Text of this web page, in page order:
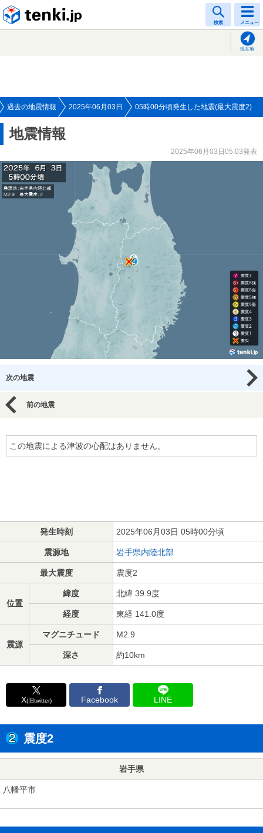
検索 メニュー
現在地
過去の地震情報 2025年06月03日 05時00分頃発生した地震(最大震度2)
地震情報
2025年06月03日05:03発表
次の地震
前の地震
この地震による津波の心配はありません。
発生時刻 2025年06月03日 05時00分頃
震源地 岩手県内陸北部
最大震度 震度2
位置
緯度 北緯 39.9度
経度 東経 141.0度
震源
マグニチュード M2.9
深さ 約10km
X(旧twitter) Facebook LINE
震度2
岩手県
八幡平市